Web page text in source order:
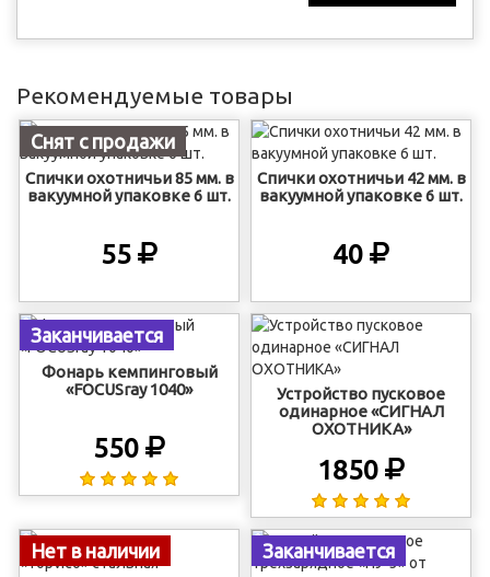
Рекомендуемые товары
Снят с продажи
Спички охотничьи 85 мм. в
вакуумной упаковке 6 шт.
55
Спички охотничьи 42 мм. в
вакуумной упаковке 6 шт.
40
Заканчивается
Фонарь кемпинговый
«FOCUSray 1040»
550
Устройство пусковое
одинарное «СИГНАЛ
ОХОТНИКА»
1850
Нет в наличии Заканчивается